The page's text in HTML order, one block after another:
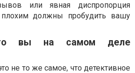
или явная диспропорция
должны пробудить вашу
вы на самом деле
не то же самое, что детективное